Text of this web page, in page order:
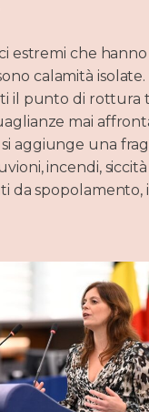
estremi che
calamità
il punto di rottura
mai
aggiunge una
incendi,
da